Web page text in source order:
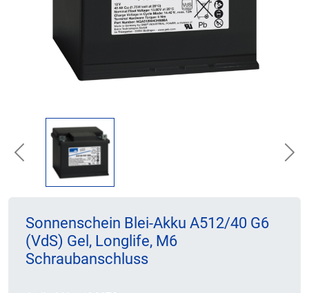
Previous
Sonnenschein Blei-Akku A512/40 G6
(VdS) Gel, Longlife, M6
Schraubanschluss